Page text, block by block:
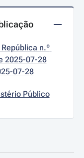
n.º
2025-07-28
07-28
Público